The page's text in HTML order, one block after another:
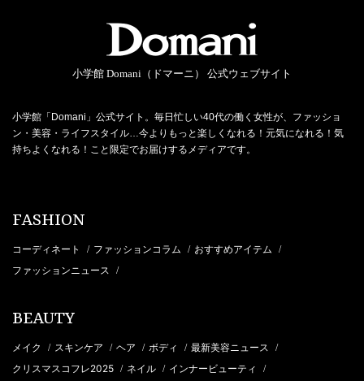
小学館 Domani（ドマーニ） 公式ウェブサイト
小学館「Domani」公式サイト。毎日忙しい40代の働く女性が、ファッショ
ン・美容・ライフスタイル…今よりもっと楽しくなれる！元気になれる！気
持ちよくなれる！こと限定でお届けするメディアです。
FASHION
コーディネート / ファッションコラム / おすすめアイテム /
ファッションニュース /
BEAUTY
メイク / スキンケア / ヘア / ボディ / 最新美容ニュース /
クリスマスコフレ2025 / ネイル / インナービューティ /